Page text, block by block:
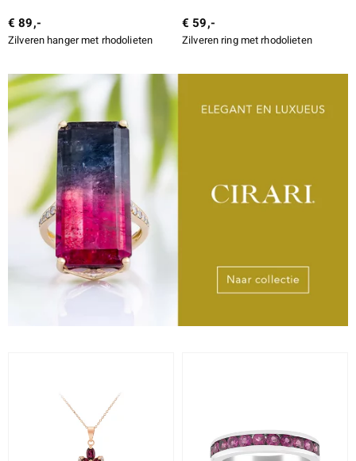
€ 89,-
Zilveren hanger met rhodolieten
€ 59,-
Zilveren ring met rhodolieten